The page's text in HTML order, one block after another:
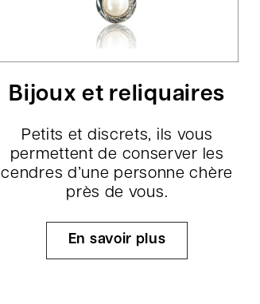
Bijoux et reliquaires
Petits et discrets, ils vous
permettent de conserver les
cendres d’une personne chère
près de vous.
En savoir plus